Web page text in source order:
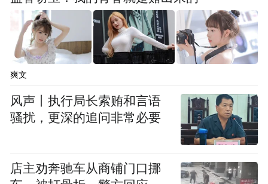
作为一款数智原生型PaaS平台，同样拥有云
原生技术、低代码、中台化、AIoT、混合
云、多端协同，多元交互，增强智能、知识
图谱等技术亮点的鼎捷雅典娜，思考的是如
从数据的角度出发，通过原生的数智驱动技
术，让数字空间化繁为简，让物理世界以简
驭繁，以期重新定义数智驱动型企业的新运
行方式。这也形成了鼎捷雅典娜与其他PaaS
爽文
风声丨执行局长索贿和言语
骚扰，更深的追问非常必要
店主劝奔驰车从商铺门口挪